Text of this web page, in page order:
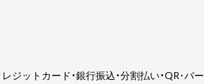
ジットカード・銀行振込・分割払い・QR･バー